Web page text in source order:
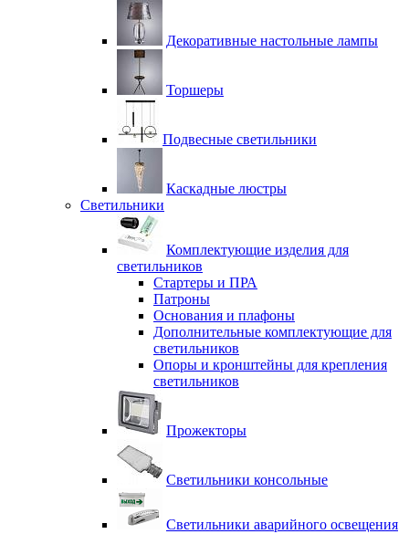
Декоративные настольные лампы
Торшеры
Подвесные светильники
Каскадные люстры
Светильники
Комплектующие изделия для
светильников
Стартеры и ПРА
Патроны
Основания и плафоны
Дополнительные комплектующие для
светильников
Опоры и кронштейны для крепления
светильников
Прожекторы
Светильники консольные
Светильники аварийного освещения